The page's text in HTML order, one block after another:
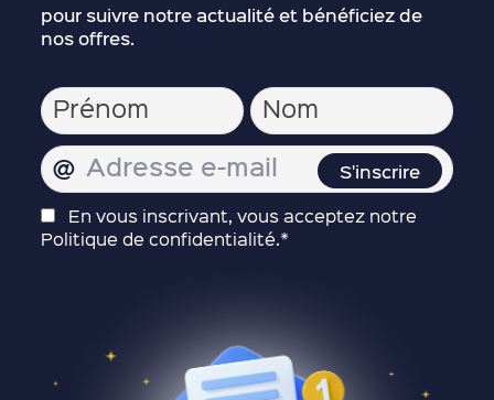
pour suivre notre actualité et bénéficiez de
nos offres.
En vous inscrivant, vous acceptez notre
Politique de confidentialité.*